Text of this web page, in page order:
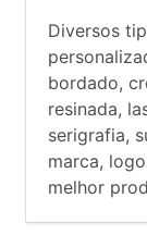
Diversos
bordado,
resinada,
serigrafia,
marca,
melhor